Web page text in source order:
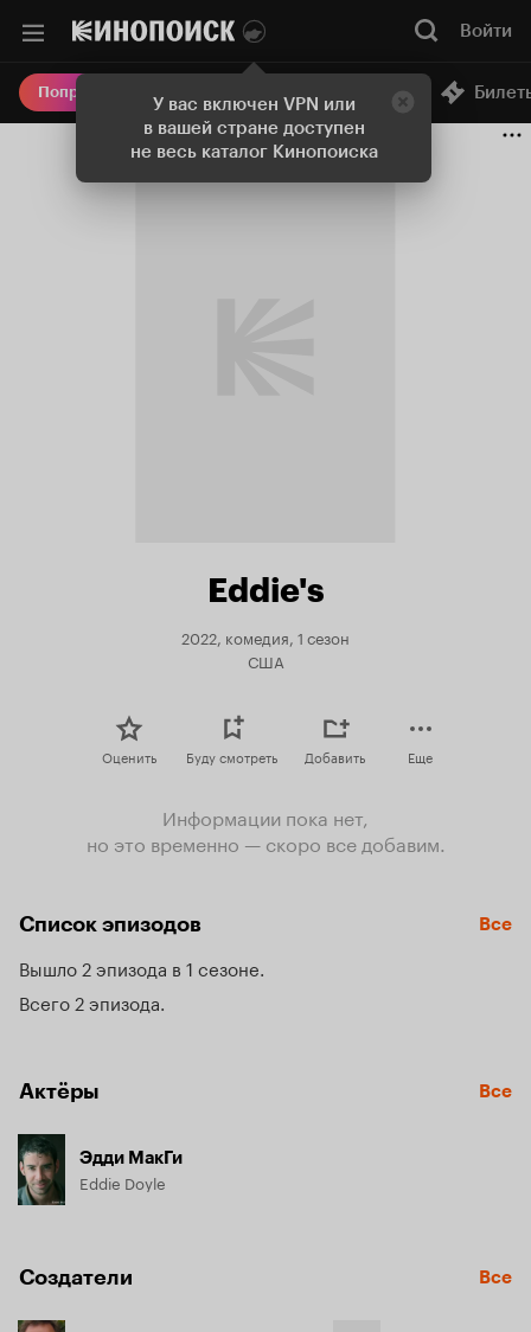
У вас включен VPN или
в вашей стране доступен
не весь каталог Кинопоиска
Войти
Попробовать Плюс Онлайн-кинотеатр
Eddie's
2022, комедия, 1 сезон
США
Оценить Буду смотреть Добавить Еще
Информации пока нет,
но это временно — скоро все добавим.
Список эпизодов Все
Вышло 2 эпизода в 1 сезоне
Всего 2 эпизода
Актёры Все
Эдди МакГи
Eddie Doyle
Создатели Все